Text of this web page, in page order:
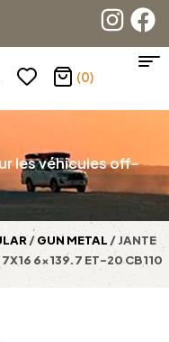
(0)
les véhicules off-
/GUN METAL / JANTE
7X16 6×139.7 ET-20 CB110